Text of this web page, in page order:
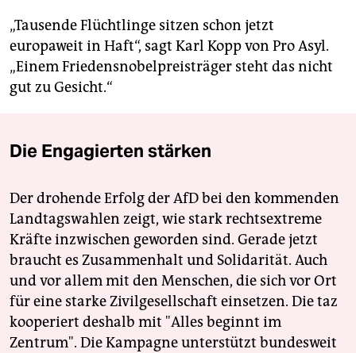
„Tausende Flüchtlinge sitzen schon jetzt
europaweit in Haft“, sagt Karl Kopp von Pro Asyl.
„Einem Friedensnobelpreisträger steht das nicht
gut zu Gesicht.“
Die Engagierten stärken
Der drohende Erfolg der AfD bei den kommenden
Landtagswahlen zeigt, wie stark rechtsextreme
Kräfte inzwischen geworden sind. Gerade jetzt
braucht es Zusammenhalt und Solidarität. Auch
und vor allem mit den Menschen, die sich vor Ort
für eine starke Zivilgesellschaft einsetzen. Die taz
kooperiert deshalb mit "Alles beginnt im
Zentrum". Die Kampagne unterstützt bundesweit